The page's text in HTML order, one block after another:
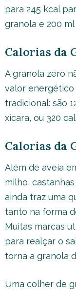
para 245 kcal
granola e 200
Calorias da
A granola zero
valor energético
tradicional: são
xícara, ou 320
Calorias da
Além de aveia
milho,
ainda traz uma
tanto na forma
Muitas marcas
para realçar o
torna a granola
Uma colher de